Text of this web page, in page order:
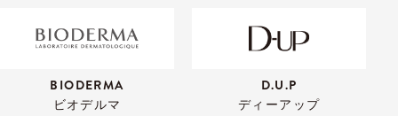
BIODERMA
ビオデルマ
D.U.P
ディーアップ